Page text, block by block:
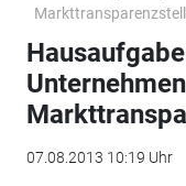
07.08.2013 10:19 Uhr